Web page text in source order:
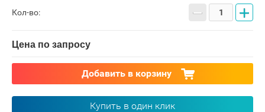
Кол-во: − +
Цена по запросу
Добавить в корзину
Купить в один клик